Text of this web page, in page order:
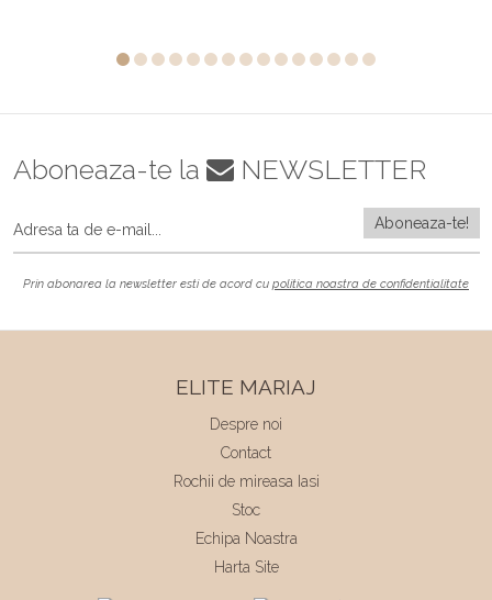
Aboneaza-te la NEWSLETTER
Prin abonarea la newsletter esti de acord cu politica noastra de confidentialitate
ELITE MARIAJ
Despre noi
Contact
Rochii de mireasa Iasi
Stoc
Echipa Noastra
Harta Site